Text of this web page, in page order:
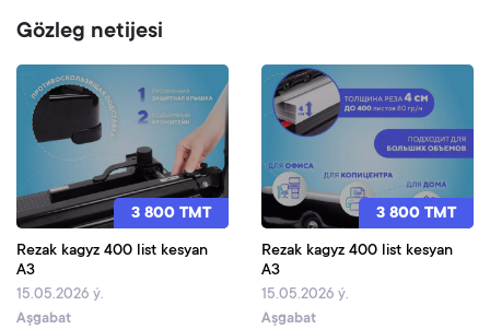
Gözleg netijesi
3 800 TMT
Rezak kagyz 400 list kesyan
A3
15.05.2026 ý.
Aşgabat
3 800 TMT
Rezak kagyz 400 list kesyan
A3
15.05.2026 ý.
Aşgabat